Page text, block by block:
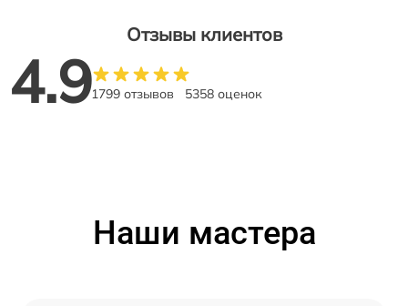
Отзывы клиентов
4.91799 отзывов 5358 оценок
Наши мастера